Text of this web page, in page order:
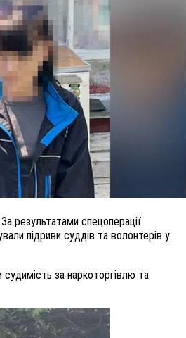
результатами спецоперації
підриви суддів та волонтерів у
за наркоторгівлю та
ІЗ ВІЙСЬКОВИМИ
ТА ОЛЕГОМ